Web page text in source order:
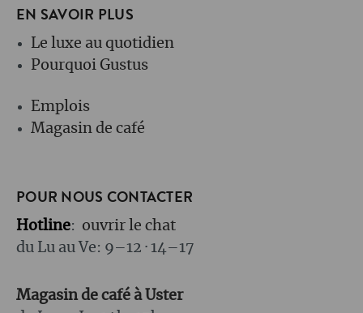
EN SAVOIR PLUS
Le luxe au quotidien
Pourquoi Gustus
Emplois
Magasin de café
POUR NOUS CONTACTER
Hotline: ouvrir le chat
du Lu au Ve: 9–12 · 14–17
Magasin de café à Uster